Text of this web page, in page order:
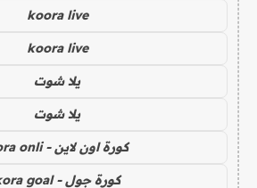
koora live
koora live
يلا شوت
يلا شوت
كورة اون لاين - kora onli
كورة جول - kora goal